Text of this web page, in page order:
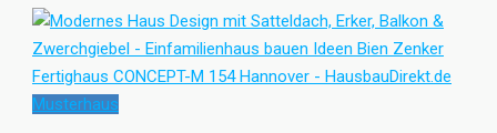
Musterhaus